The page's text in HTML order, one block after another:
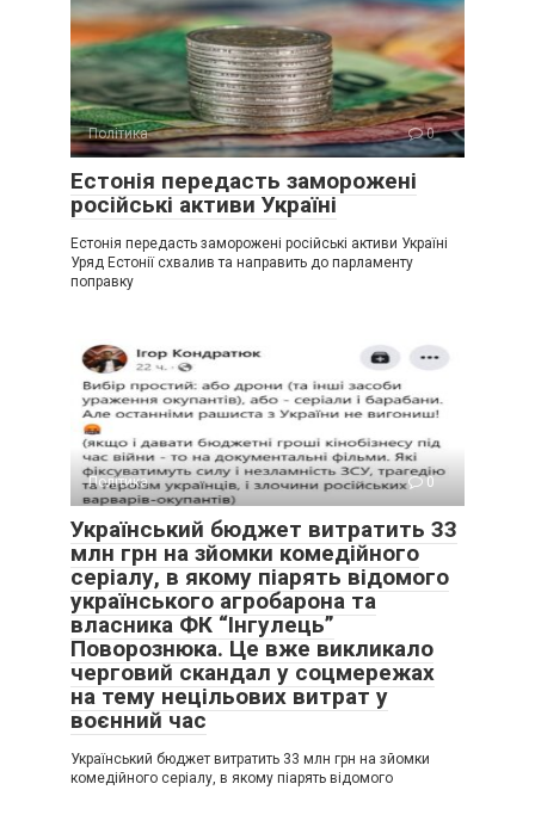
Політика 0
Естонія передасть заморожені
російські активи Україні
Естонія передасть заморожені російські активи Україні
Уряд Естонії схвалив та направить до парламенту
поправку
Політика 0
Український бюджет витратить 33
млн грн на зйомки комедійного
серіалу, в якому піарять відомого
українського агробарона та
власника ФК “Інгулець”
Поворознюка. Це вже викликало
черговий скандал у соцмережах
на тему нецільових витрат у
воєнний час
Український бюджет витратить 33 млн грн на зйомки
комедійного серіалу, в якому піарять відомого